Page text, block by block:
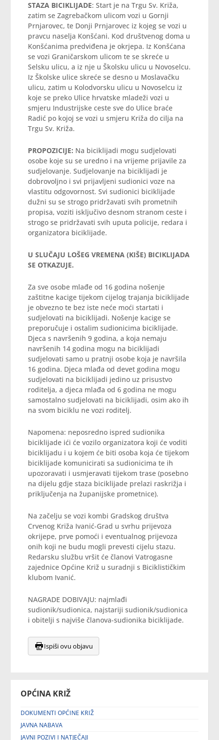
OPĆINA KRIŽ
DOKUMENTI OPĆINE KRIŽ
JAVNA NABAVA
JAVNI POZIVI I NATJEČAJI
STAZA BICIKLIJADE: Start je na Trgu Sv. Križa,
zatim se Zagrebačkom ulicom vozi u Gornji
Prnjarovec, te Donji Prnjarovec iz kojeg se vozi u
pravcu naselja Konšćani. Kod društvenog doma u
Konšćanima predviđena je okrjepa. Iz Konšćana
se vozi Graničarskom ulicom te se skreće u
Selsku ulicu, a iz nje u Školsku ulicu u Novoselcu.
Iz Školske ulice skreće se desno u Moslavačku
ulicu, zatim u Kolodvorsku ulicu u Novoselcu iz
koje se preko Ulice hrvatske mladeži vozi u
smjeru Industrijske ceste sve do Ulice braće
Radić po kojoj se vozi u smjeru Križa do cilja na
Trgu Sv. Križa.
PROPOZICIJE: Na biciklijadi mogu sudjelovati
osobe koje su se uredno i na vrijeme prijavile za
sudjelovanje. Sudjelovanje na biciklijadi je
dobrovoljno i svi prijavljeni sudionici voze na
vlastitu odgovornost. Svi sudionici biciklijade
dužni su se strogo pridržavati svih prometnih
propisa, voziti isključivo desnom stranom ceste i
strogo se pridržavati svih uputa policije, redara i
organizatora biciklijade.
U SLUČAJU LOŠEG VREMENA (KIŠE) BICIKLIJADA
SE OTKAZUJE.
Za sve osobe mlađe od 16 godina nošenje
zaštitne kacige tijekom cijelog trajanja biciklijade
je obvezno te bez iste neće moći startati i
sudjelovati na biciklijadi. Nošenje kacige se
preporučuje i ostalim sudionicima biciklijade.
Djeca s navršenih 9 godina, a koja nemaju
navršenih 14 godina mogu na biciklijadi
sudjelovati samo u pratnji osobe koja je navršila
16 godina. Djeca mlađa od devet godina mogu
sudjelovati na biciklijadi jedino uz prisustvo
roditelja, a djeca mlađa od 6 godina ne mogu
samostalno sudjelovati na biciklijadi, osim ako ih
na svom biciklu ne vozi roditelj.
Napomena: neposredno ispred sudionika
biciklijade ići će vozilo organizatora koji će voditi
biciklijadu i u kojem će biti osoba koja će tijekom
biciklijade komunicirati sa sudionicima te ih
upozoravati i usmjeravati tijekom trase (posebno
na dijelu gdje staza biciklijade prelazi raskrižja i
priključenja na županijske prometnice).
Na začelju se vozi kombi Gradskog društva
Crvenog Križa Ivanić-Grad u svrhu prijevoza
okrijepe, prve pomoći i eventualnog prijevoza
onih koji ne budu mogli prevesti cijelu stazu.
Redarsku službu vršit će članovi Vatrogasne
zajednice Općine Križ u suradnji s Biciklističkim
klubom Ivanić.
NAGRADE DOBIVAJU: najmlađi
sudionik/sudionica, najstariji sudionik/sudionica
i obitelji s najviše članova-sudionika biciklijade.
Ispiši ovu objavu